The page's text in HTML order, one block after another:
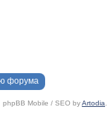
форума
phpBB Mobile / SEO byArtodia